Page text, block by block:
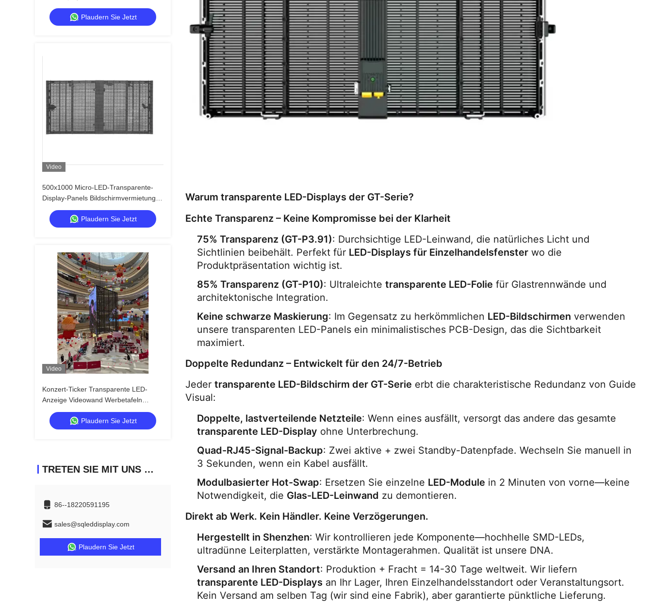
Einzelhandel
Plaudern Sie Jetzt
Video
500x1000 Micro-LED-Transparente-
Display-Panels Bildschirmvermietung
Schnellverschluss Benutzerdefiniert
Plaudern Sie Jetzt
Video
Konzert-Ticker Transparente LED-
Anzeige Videowand Werbetafeln
Vermietung
Plaudern Sie Jetzt
TRETEN SIE MIT UNS IN VERBINDUNG
86--18220591195
sales@sqleddisplay.com
Plaudern Sie Jetzt
Warum transparente LED-Displays der GT-Serie?
Echte Transparenz – Keine Kompromisse bei der Klarheit
75% Transparenz (GT-P3.91): Durchsichtige LED-Leinwand, die natürliches Licht und
Sichtlinien beibehält. Perfekt für LED-Displays für Einzelhandelsfenster wo die
Produktpräsentation wichtig ist.
85% Transparenz (GT-P10): Ultraleichte transparente LED-Folie für Glastrennwände und
architektonische Integration.
Keine schwarze Maskierung: Im Gegensatz zu herkömmlichen LED-Bildschirmen verwenden
unsere transparenten LED-Panels ein minimalistisches PCB-Design, das die Sichtbarkeit
maximiert.
Doppelte Redundanz – Entwickelt für den 24/7-Betrieb
Jeder transparente LED-Bildschirm der GT-Serie erbt die charakteristische Redundanz von Guide
Visual:
Doppelte, lastverteilende Netzteile
transparente LED-Display ohne Unterbrechung.
Quad-RJ45-Signal-Backup: Zwei aktive + zwei Standby-Datenpfade. Wechseln Sie manuell in
3 Sekunden, wenn ein Kabel ausfällt.
Modulbasierter Hot-Swap: Ersetzen Sie einzelne LED-Module in 2 Minuten von vorne—keine
Notwendigkeit, die Glas-LED-Leinwand zu demontieren.
Direkt ab Werk. Kein Händler. Keine Verzögerungen.
Hergestellt in Shenzhen: Wir kontrollieren jede Komponente—hochhelle SMD-LEDs,
ultradünne Leiterplatten, verstärkte Montagerahmen. Qualität ist unsere DNA.
Versand an Ihren Standort
transparente LED-Displays an Ihr Lager, Ihren Einzelhandelsstandort oder Veranstaltungsort.
Kein Versand am selben Tag (wir sind eine Fabrik), aber garantierte pünktliche Lieferung.